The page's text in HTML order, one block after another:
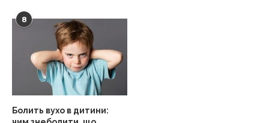
8
Болить вухо в дитини: